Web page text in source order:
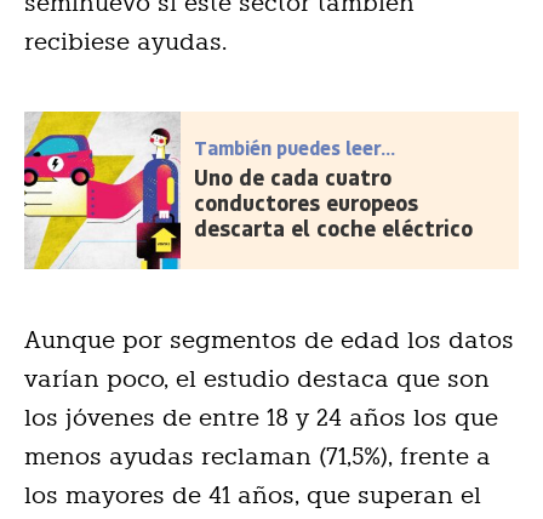
recibiese ayudas.
También puedes leer...
Uno de cada cuatro
conductores europeos
descarta el coche eléctrico
Aunque por segmentos de edad los datos
varían poco, el estudio destaca que son
los jóvenes de entre 18 y 24 años los que
menos ayudas reclaman (71,5%), frente a
los mayores de 41 años, que superan el